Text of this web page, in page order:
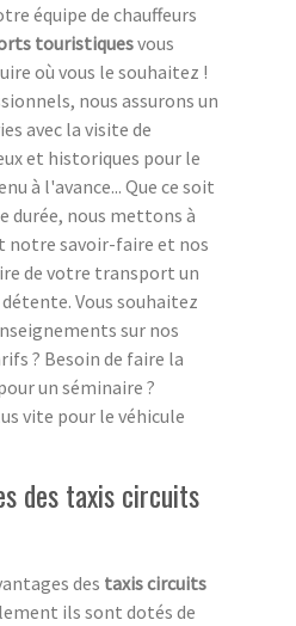
équipe de chauffeurs
touristiquesvous
où vous le souhaitez !
nous assurons un
avec la visite de
et historiques pour le
à l'avance... Que ce soit
durée, nous mettons à
savoir-faire et nos
de votre transport un
Vous souhaitez
sur nos
? Besoin de faire la
un séminaire ?
vite pour le véhicule
des taxis circuits
des taxis circuits
ils sont dotés de